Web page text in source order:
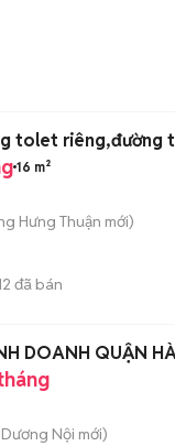
tolet riêng,đường
16 m²
Hưng Thuận mới)
đã bán
DOANH QUẬN
Dương Nội mới)